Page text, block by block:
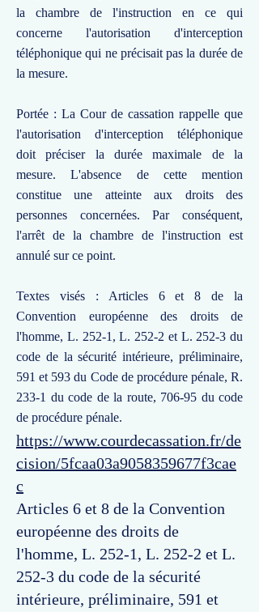
la chambre de l'instruction en ce qui
concerne l'autorisation d'interception
téléphonique qui ne précisait pas la durée de
la mesure.
Portée : La Cour de cassation rappelle que
l'autorisation d'interception téléphonique
doit préciser la durée maximale de la
mesure. L'absence de cette mention
constitue une atteinte aux droits des
personnes concernées. Par conséquent,
l'arrêt de la chambre de l'instruction est
annulé sur ce point.
Textes visés : Articles 6 et 8 de la
Convention européenne des droits de
l'homme, L. 252-1, L. 252-2 et L. 252-3 du
code de la sécurité intérieure, préliminaire,
591 et 593 du Code de procédure pénale, R.
233-1 du code de la route, 706-95 du code
de procédure pénale.
https://www.courdecassation.fr/de
cision/5fcaa03a9058359677f3cae
c
Articles 6 et 8 de la Convention
européenne des droits de
l'homme, L. 252-1, L. 252-2 et L.
252-3 du code de la sécurité
intérieure, préliminaire, 591 et